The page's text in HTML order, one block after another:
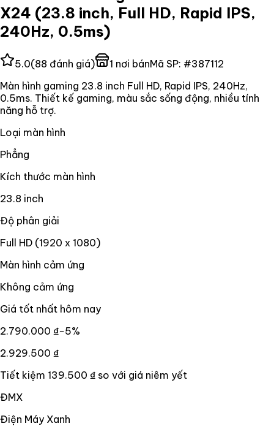
X24 (23.8 inch, Full HD, Rapid IPS,
240Hz, 0.5ms)
5.0(88 đánh giá) 1 nơi bánMã SP: #387112
Màn hình gaming 23.8 inch Full HD, Rapid IPS, 240Hz,
0.5ms. Thiết kế gaming, màu sắc sống động, nhiều tính
năng hỗ trợ.
Loại màn hình
Phẳng
Kích thước màn hình
23.8 inch
Độ phân giải
Full HD (1920 x 1080)
Màn hình cảm ứng
Không cảm ứng
Giá tốt nhất hôm nay
2.790.000 ₫−5%
2.929.500 ₫
Tiết kiệm 139.500 ₫ so với giá niêm yết
ĐMX
Điện Máy Xanh